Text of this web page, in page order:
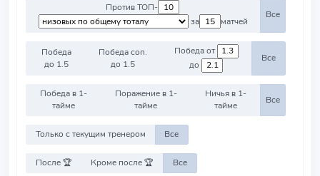
Против ТОП-
за
матчей
Все
Победа
до 1.5
Победа соп.
до 1.5
Победа от
до
Все
Победа в 1-
тайме
Поражение в 1-
тайме
Ничья в 1-
тайме
Все
Только с текущим тренером Все
После 🏆 Кроме после 🏆 Все